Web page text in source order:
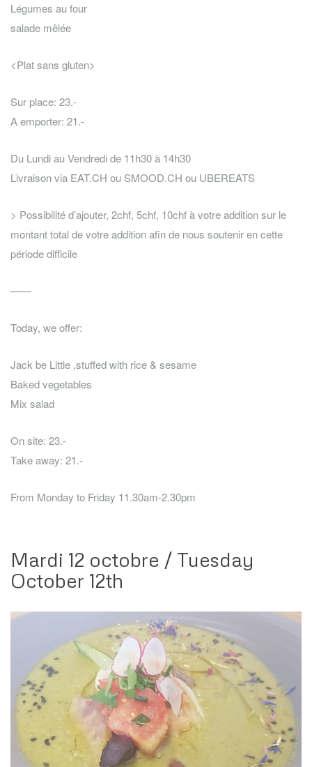
Légumes au four
salade mêlée
<Plat sans gluten>
Sur place: 23.-
A emporter: 21.-
Du Lundi au Vendredi de 11h30 à 14h30
Livraison via EAT.CH ou SMOOD.CH ou UBEREATS
> Possibilité d’ajouter, 2chf, 5chf, 10chf à votre addition sur le
montant total de votre addition afin de nous soutenir en cette
période difficile
——
Today, we offer:
Jack be Little ,stuffed with rice & sesame
Baked vegetables
Mix salad
On site: 23.-
Take away: 21.-
From Monday to Friday 11.30am-2.30pm
Mardi 12 octobre / Tuesday
October 12th